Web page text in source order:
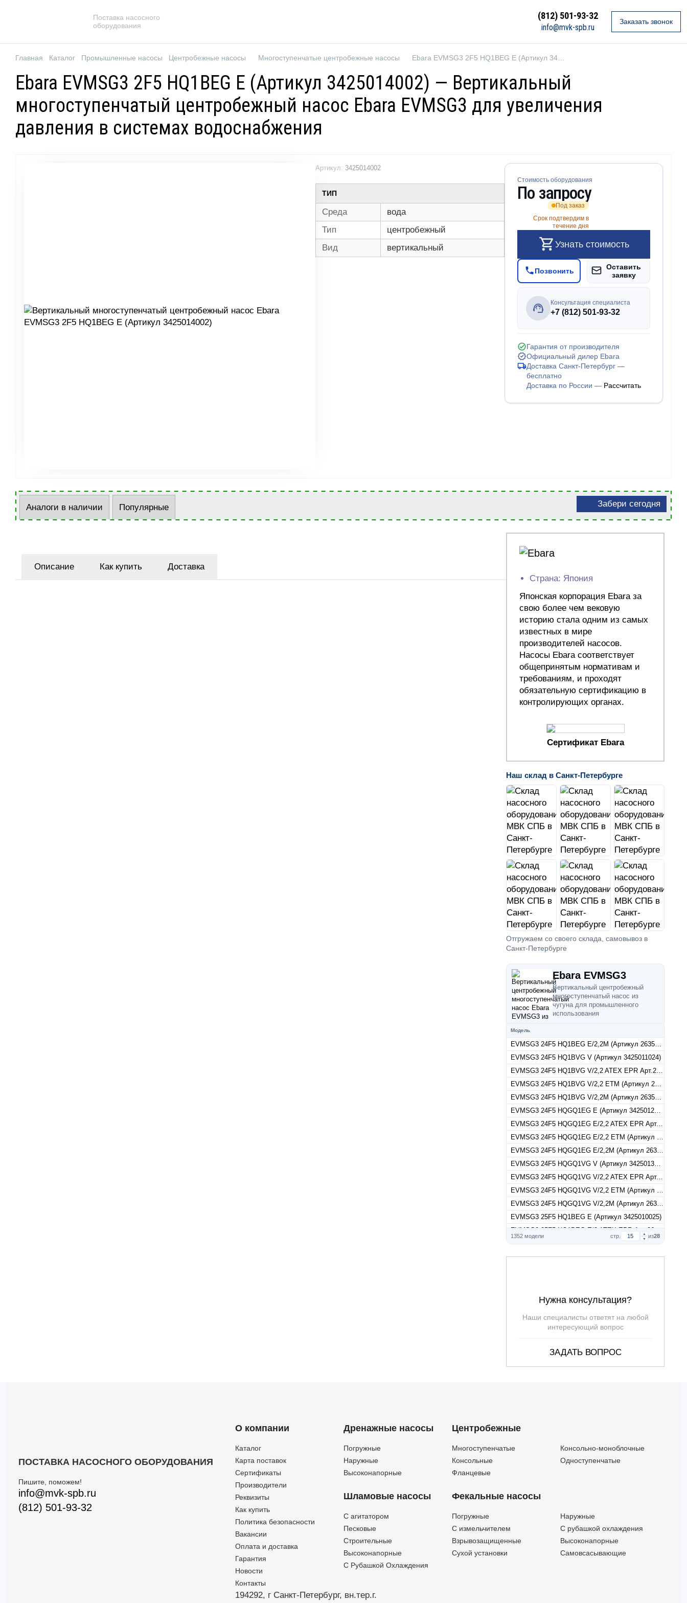
Поставка насосного
оборудования
(812) 501-93-32
info@mvk-spb.ru
Заказать звонок
Главная Каталог Промышленные насосы Центробежные насосы Многоступенчатые центробежные насосы
Ebara EVMSG3 2F5 HQ1BEG E (Артикул 3425014002) — Вертикальный
многоступенчатый центробежный насос Ebara EVMSG3 для увеличения
давления в системах водоснабжения
Артикул: 3425014002
ТИП
Среда
вода
Тип
центробежный
Вид
вертикальный
Стоимость оборудования
По запросу
Под заказ
Срок подтвердим в
течение дня
Узнать стоимость
Позвонить
Оставить
заявку
Консультация специалиста
+7 (812) 501-93-32
Гарантия от производителя
Официальный дилер Ebara
Доставка Санкт-Петербург —
бесплатно
Доставка по России — Рассчитать
Аналоги в наличии Популярные Забери сегодня
Описание Как купить
Доставка
Страна: Япония
Японская корпорация Ebara за
свою более чем вековую
историю стала одним из самых
известных в мире
производителей насосов.
Насосы Ebara соответствует
общепринятым нормативам и
требованиям, и проходят
обязательную сертификацию в
контролирующих органах.
Сертификат Ebara
Наш склад в Санкт-Петербурге
Отгружаем со своего склада, самовывоз в
Санкт-Петербурге
Ebara EVMSG3
Вертикальный центробежный
многоступенчатый насос из
чугуна для промышленного
использования
Модель
EVMSG3 24F5 HQ1BEG E/2,2M (Артикул 26350100240)
EVMSG3 24F5 HQ1BVG V (Артикул 3425011024)
EVMSG3 24F5 HQ1BVG V/2,2 ATEX EPR Арт.26350110247
EVMSG3 24F5 HQ1BVG V/2,2 ETM (Артикул 26350110245)
EVMSG3 24F5 HQ1BVG V/2,2M (Артикул 26350110240)
EVMSG3 24F5 HQGQ1EG E (Артикул 3425012024)
EVMSG3 24F5 HQGQ1EG E/2,2 ATEX EPR Арт.26350120247
EVMSG3 24F5 HQGQ1EG E/2,2 ETM (Артикул 26350120245)
EVMSG3 24F5 HQGQ1EG E/2,2M (Артикул 26350120240)
EVMSG3 24F5 HQGQ1VG V (Артикул 3425013024)
EVMSG3 24F5 HQGQ1VG V/2,2 ATEX EPR Арт.26350130247
EVMSG3 24F5 HQGQ1VG V/2,2 ETM (Артикул 26350130245)
EVMSG3 24F5 HQGQ1VG V/2,2M (Артикул 26350130240)
EVMSG3 25F5 HQ1BEG E (Артикул 3425010025)
EVMSG3 25F5 HQ1BEG E/3 ATEX EPR Арт.26350100257
EVMSG3 25F5 HQ1BEG E/3 ETM (Артикул 26350100255)
EVMSG3 25F5 HQ1BVG V (Артикул 3425011025)
1352 модели стр.
▲
▼
из28
Нужна консультация?
Наши специалисты ответят на любой
интересующий вопрос
ЗАДАТЬ ВОПРОС
ПОСТАВКА НАСОСНОГО ОБОРУДОВАНИЯ
Пишите, поможем!
info@mvk-spb.ru
(812) 501-93-32
О компании
Каталог
Карта поставок
Сертификаты
Производители
Реквизиты
Как купить
Политика безопасности
Вакансии
Оплата и доставка
Гарантия
Новости
Контакты
Дренажные насосы
Погружные
Наружные
Высоконапорные
Шламовые насосы
C агитатором
Песковые
Строительные
Высоконапорные
С Рубашкой Охлаждения
194292, г Санкт-Петербург, вн.тер.г.
Центробежные
Многоступенчатые
Консольно-моноблочные
Консольные
Одноступенчатые
Фланцевые
Фекальные насосы
Погружные
Наружные
C измельчителем
С рубашкой охлаждения
Взрывозащищенные
Высоконапорные
Сухой установки
Самовсасывающие